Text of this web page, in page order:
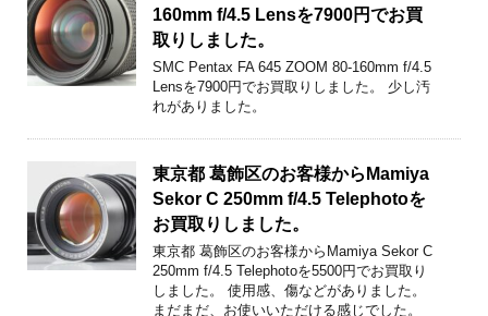
160mm f/4.5 Lensを7900円でお買
取りしました。
SMC Pentax FA 645 ZOOM 80-160mm f/4.5
Lensを7900円でお買取りしました。 少し汚
れがありました。
東京都 葛飾区のお客様からMamiya
Sekor C 250mm f/4.5 Telephotoを
お買取りしました。
東京都 葛飾区のお客様からMamiya Sekor C
250mm f/4.5 Telephotoを5500円でお買取り
しました。 使用感、傷などがありました。
まだまだ、お使いいただける感じでした。